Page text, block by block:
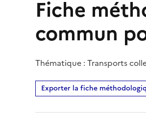
Fiche
commun
Thématique : Transports
Exporter la fiche